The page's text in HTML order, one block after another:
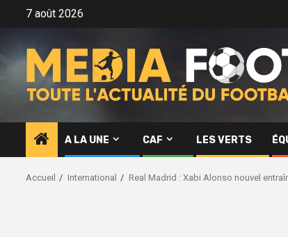
7 août 2026
A LA UNE CAF LES VERTS
Accueil International Real Madrid : Xabi Alonso nouvel